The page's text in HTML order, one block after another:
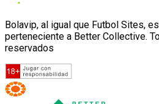
Bolavip, al igual que Futbol Sites,
perteneciente a Better Collective.
reservados